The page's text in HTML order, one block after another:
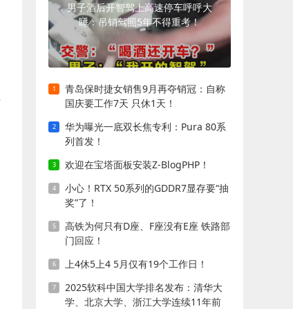
男子酒后开智驾上高速停车呼呼大
睡：吊销驾照5年不得重考！
青岛保时捷女销售9月再夺销冠：自称
国庆要工作7天 只休1天！
华为曝光一底双长焦专利：Pura 80系
列首发！
欢迎在宝塔面板安装Z-BlogPHP！
小心！RTX 50系列的GDDR7显存要“抽
奖”了！
高铁为何只有D座、F座没有E座 铁路部
门回应！
上4休5上4 5月仅有19个工作日！
2025软科中国大学排名发布：清华大
学、北京大学、浙江大学连续11年前